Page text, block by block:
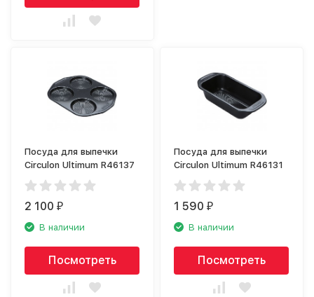
Посуда для выпечки
Circulon Ultimum R46137
2 100₽
В наличии
Посмотреть
Посуда для выпечки
Circulon Ultimum R46131
1 590₽
В наличии
Посмотреть